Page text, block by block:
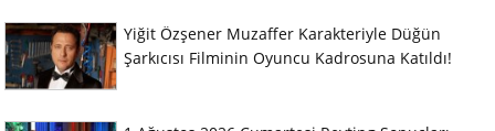
Yiğit Özşener Muzaffer Karakteriyle Düğün
Şarkıcısı Filminin Oyuncu Kadrosuna Katıldı!